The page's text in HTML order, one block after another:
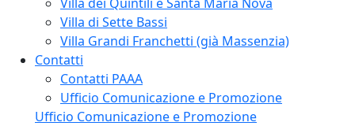
Villa di Sette Bassi
Villa Grandi Franchetti (già Massenzia)
Contatti
Contatti PAAA
Ufficio Comunicazione e Promozione
Ufficio Comunicazione e Promozione